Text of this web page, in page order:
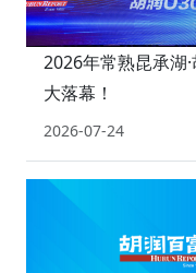
2026年常熟昆承湖
大落幕！
2026-07-24